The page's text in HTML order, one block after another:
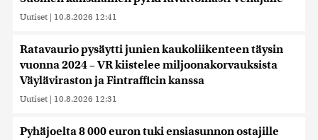
Uutiset | 10.8.2026 12:41
Ratavaurio pysäytti junien kaukoliikenteen täysin
vuonna 2024 – VR kiistelee miljoonakorvauksista
Väyläviraston ja Fintrafficin kanssa
Uutiset | 10.8.2026 12:31
Pyhäjoelta 8 000 euron tuki ensiasunnon ostajille